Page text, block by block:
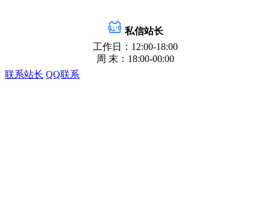
私信站长
工作日：12:00-18:00
周 末：18:00-00:00
联系站长 QQ联系